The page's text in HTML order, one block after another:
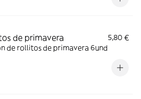
de primavera
5,80 €
de rollitos de primavera 6und